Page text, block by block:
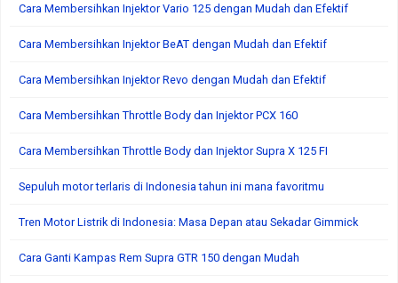
Cara Membersihkan Injektor Vario 125 dengan Mudah dan Efektif
Cara Membersihkan Injektor BeAT dengan Mudah dan Efektif
Cara Membersihkan Injektor Revo dengan Mudah dan Efektif
Cara Membersihkan Throttle Body dan Injektor PCX 160
Cara Membersihkan Throttle Body dan Injektor Supra X 125 FI
Sepuluh motor terlaris di Indonesia tahun ini mana favoritmu
Tren Motor Listrik di Indonesia: Masa Depan atau Sekadar Gimmick
Cara Ganti Kampas Rem Supra GTR 150 dengan Mudah